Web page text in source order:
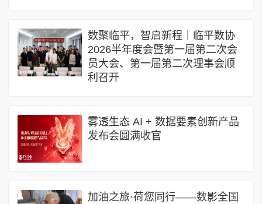
数聚临平，智启新程｜临平数协
2026半年度会暨第一届第二次会
员大会、第一届第二次理事会顺
利召开
​雾透生态 AI + 数据要素创新产品
发布会圆满收官
加油之旅·荷您同行——数影全国